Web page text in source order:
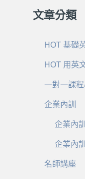
文章分類
HOT 基礎
HOT 用英
一對一課
企業內訓
企業內
企業內
名師講座